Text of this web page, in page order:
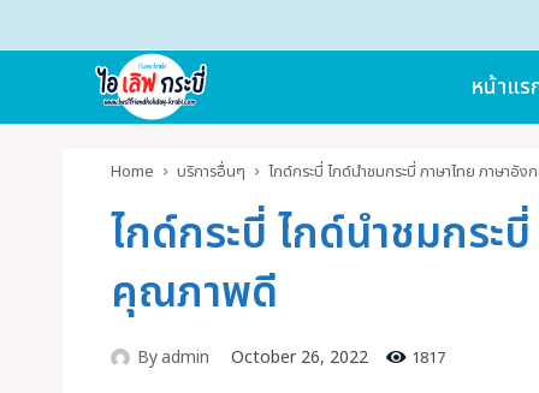
หน้าแร
Home บริการอื่นๆ ไกด์กระบี่ ไกด์นำชมกระบี่ ภาษาไทย ภาษาอั
ไกด์กระบี่ ไกด์นำชมกระ
คุณภาพดี
Byadmin October 26, 2022 1817